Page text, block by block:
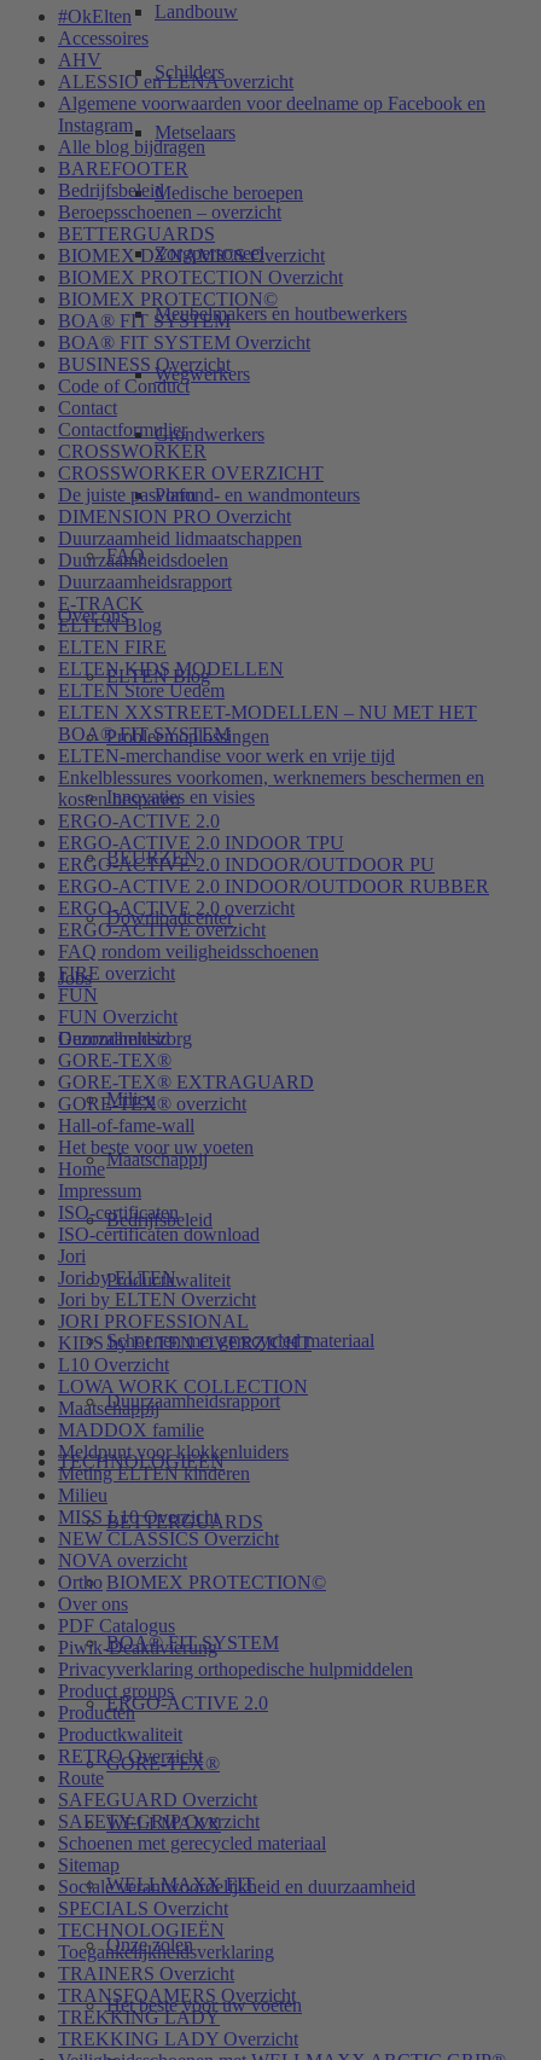
Landbouw
Schilders
Metselaars
Medische beroepen
Zorgpersoneel
Meubelmakers en houtbewerkers
Wegwerkers
Grondwerkers
Plafond- en wandmonteurs
FAQ
Over ons
ELTEN Blog
Probleemoplossingen
Innovaties en visies
BEURZEN
Downloadcenter
Jobs
Duurzaamheid
Milieu
Maatschappij
Bedrijfsbeleid
Productkwaliteit
Schoenen met gerecycled materiaal
Duurzaamheidsrapport
TECHNOLOGIEËN
BETTERGUARDS
BIOMEX PROTECTION©
BOA® FIT SYSTEM
ERGO-ACTIVE 2.0
GORE-TEX®
WELLMAXX
WELLMAXX FIT
Onze zolen
Het beste voor uw voeten
#OkElten
Accessoires
AHV
ALESSIO en LENA overzicht
Algemene voorwaarden voor deelname op Facebook en
Instagram
Alle blog bijdragen
BAREFOOTER
Bedrijfsbeleid
Beroepsschoenen – overzicht
BETTERGUARDS
BIOMEX DYNAMICS Overzicht
BIOMEX PROTECTION Overzicht
BIOMEX PROTECTION©
BOA® FIT SYSTEM
BOA® FIT SYSTEM Overzicht
BUSINESS Overzicht
Code of Conduct
Contact
Contactformulier
CROSSWORKER
CROSSWORKER OVERZICHT
De juiste pasvorm
DIMENSION PRO Overzicht
Duurzaamheid lidmaatschappen
Duurzaamheidsdoelen
Duurzaamheidsrapport
E-TRACK
ELTEN Blog
ELTEN FIRE
ELTEN KIDS MODELLEN
ELTEN Store Uedem
ELTEN XXSTREET-MODELLEN – NU MET HET
BOA® FIT SYSTEM
ELTEN-merchandise voor werk en vrije tijd
Enkelblessures voorkomen, werknemers beschermen en
kosten besparen
ERGO-ACTIVE 2.0
ERGO-ACTIVE 2.0 INDOOR TPU
ERGO-ACTIVE 2.0 INDOOR/OUTDOOR PU
ERGO-ACTIVE 2.0 INDOOR/OUTDOOR RUBBER
ERGO-ACTIVE 2.0 overzicht
ERGO-ACTIVE overzicht
FAQ rondom veiligheidsschoenen
FIRE overzicht
FUN
FUN Overzicht
Gezondheidszorg
GORE-TEX®
GORE-TEX® EXTRAGUARD
GORE-TEX® overzicht
Hall-of-fame-wall
Het beste voor uw voeten
Home
Impressum
ISO-certificaten
ISO-certificaten download
Jori
Jori by ELTEN
Jori by ELTEN Overzicht
JORI PROFESSIONAL
KIDS by ELTEN OVERZICHT
L10 Overzicht
LOWA WORK COLLECTION
Maatschappij
MADDOX familie
Meldpunt voor klokkenluiders
Meting ELTEN kinderen
Milieu
MISS L10 Overzicht
NEW CLASSICS Overzicht
NOVA overzicht
Ortho
Over ons
PDF Catalogus
Piwik-Deaktivierung
Privacyverklaring orthopedische hulpmiddelen
Product groups
Producten
Productkwaliteit
RETRO Overzicht
Route
SAFEGUARD Overzicht
SAFETY-GRIP Overzicht
Schoenen met gerecycled materiaal
Sitemap
Sociale verantwoordelijkheid en duurzaamheid
SPECIALS Overzicht
TECHNOLOGIEËN
Toegankelijkheidsverklaring
TRAINERS Overzicht
TRANSFOAMERS Overzicht
TREKKING LADY
TREKKING LADY Overzicht